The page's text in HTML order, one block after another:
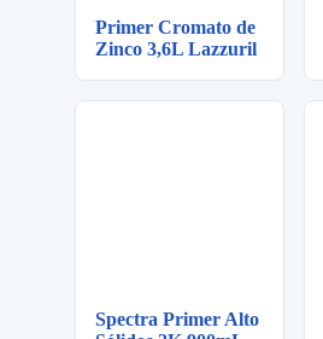
Primer Cromato de
Zinco 3,6L Lazzuril
Spectra Primer Alto